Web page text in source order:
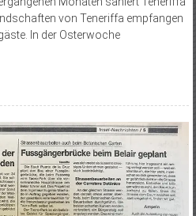
von Teneriffa empfangen
In der Osterwoche